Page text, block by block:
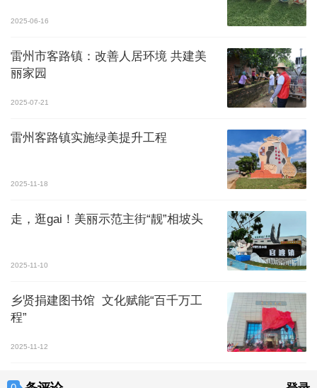
2025-06-16
雷州市客路镇：改善人居环境 共建美
丽家园
2025-07-21
雷州客路镇实施绿美提升工程
2025-11-18
走，逛gai！美丽示范主街“靓”相坡头
2025-11-10
乡贤捐建图书馆 文化赋能“百千万工
程”
2025-11-12